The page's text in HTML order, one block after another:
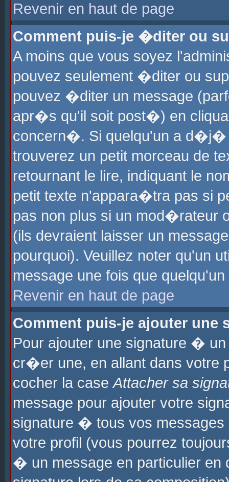
Revenir en haut de page
Comment puis-je �diter ou
A moins que vous soyez
pouvez seulement �diter ou
pouvez �diter un message
apr�s qu'il soit post�) en
concern�. Si quelqu'un a
trouverez un petit morceau de
retournant le lire, indiquant le
petit texte n'appara�tra pas si
pas non plus si un mod�rateur
(ils devraient laisser un
pourquoi). Veuillez noter qu'un
message une fois que
Revenir en haut de page
Comment puis-je ajouter une
Pour ajouter une signature �
cr�er une, en allant dans
cocher la caseAttacher sa
message pour ajouter votre
signature � tous vos
votre profil (vous pourrez
� un message en particulier